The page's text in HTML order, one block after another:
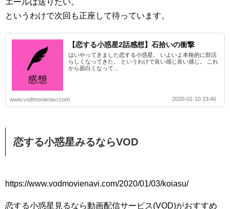
というわけで次回も正座して待っています。
【恋する小惑星2話感想】石拾いの衝撃
はいやってきました恋する小惑星。 いよいよ本格的に部活
らしくなってきた。 というわけで良い感じ良い感じ。 これ
から面白くなって...
www.vodmovienavi.com 2020-01-10 23:46
恋する小惑星みるならVOD
https://www.vodmovienavi.com/2020/01/03/koiasu/
恋する小惑星見るなら動画配信サービス(VOD)がおすすめ